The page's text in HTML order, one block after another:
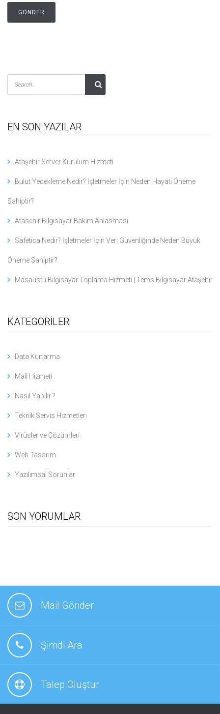
EN SON YAZILAR
Ataşehir Server Kurulum Hizmeti
Bulut Yedekleme Nedir? İşletmeler İçin Neden Hayati Öneme
Sahiptir?
Atasehir Bilgisayar Bakım Anlasmasi
Safetica Nedir? İşletmeler İçin Veri Güvenliğinde Neden Büyük
Öneme Sahiptir?
Masaüstü Bilgisayar Toplama Hizmeti | Tems Bilgisayar Ataşehir
KATEGORİLER
Data Kurtarma
Mail Hizmeti
Nasıl Yapılır ?
Teknik Servis Hizmetleri
Virüsler ve Çözümleri
Web Tasarım
Yazılımsal Sorunlar
SON YORUMLAR
Mail Gönder
Şimdi Ara
Talep Oluştur